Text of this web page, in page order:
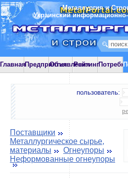
Металлургия и
Украинский
ГлавнаяПредприятияОбъявления
Рейтинг
пользователь:
Поставщики
Металлургическое сырье,
материалы
Огнеупоры
Неформованные огнеупоры